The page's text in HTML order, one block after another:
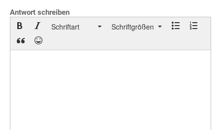
Antwort schreiben
Schriftart Schriftgrößen